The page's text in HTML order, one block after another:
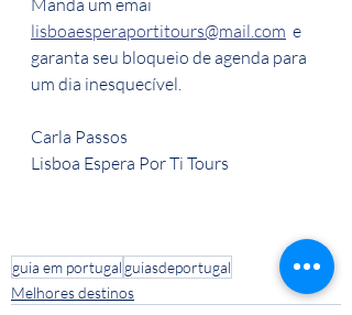
Manda um emai
lisboaesperaportitours@mail.com
  e
garanta seu bloqueio de agenda para
um dia inesquecível.
Carla Passos
Lisboa Espera Por Ti Tours
guia em portugal guiasdeportugal
Melhores destinos